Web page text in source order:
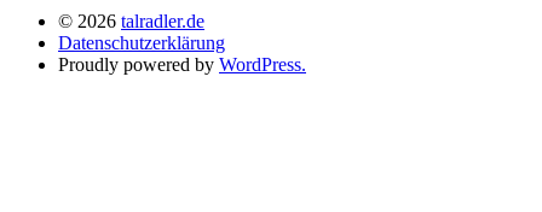
© 2026 talradler.de
Datenschutzerklärung
Proudly powered by WordPress.